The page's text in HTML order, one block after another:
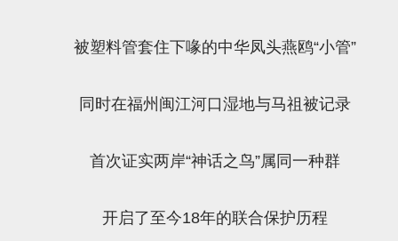
被塑料管套住下喙的中华凤头燕鸥“小管”
同时在福州闽江河口湿地与马祖被记录
首次证实两岸“神话之鸟”属同一种群
开启了至今18年的联合保护历程